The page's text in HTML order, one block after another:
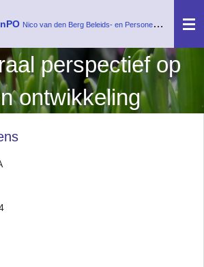
Nico van den Berg Beleids- en Personeelsontwikkeling
perspectief op
ontwikkeling